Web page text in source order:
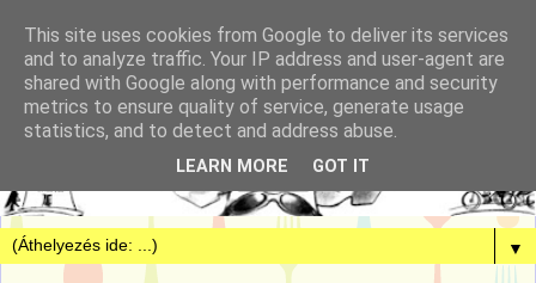
▼
This site uses cookies from Google to deliver its services
and to analyze traffic. Your IP address and user-agent are
shared with Google along with performance and security
metrics to ensure quality of service, generate usage
statistics, and to detect and address abuse.
LEARN MORE GOT IT